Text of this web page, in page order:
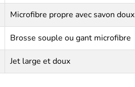
Microfibre propre avec savon doux
Brosse souple ou gant microfibre
Jet large et doux